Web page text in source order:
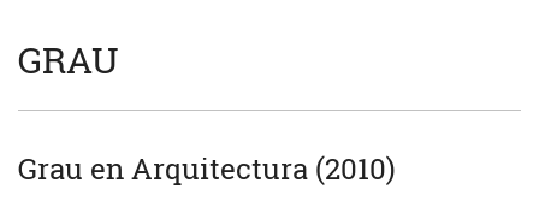
GRAU
Grau en Arquitectura (2010)